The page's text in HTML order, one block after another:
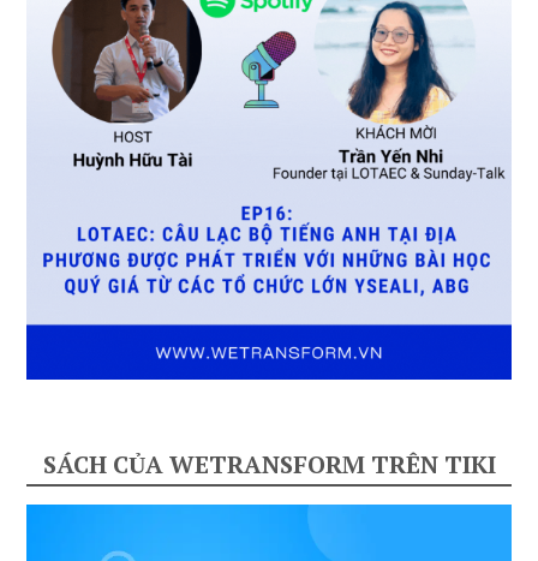
SÁCH CỦA WETRANSFORM TRÊN TIKI